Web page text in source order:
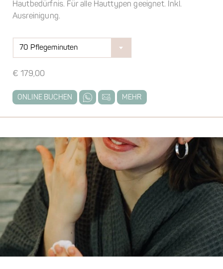
Hautbedürfnis. Für alle Hauttypen geeignet. Inkl.
Ausreinigung.
70 Pflegeminuten
€ 179,00
ONLINE BUCHEN MEHR